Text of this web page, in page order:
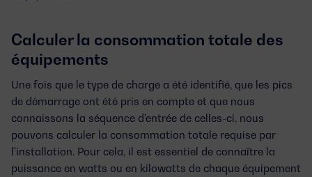
Calculer la consommation totale des
équipements
Une fois que le type de charge a été identifié, que les pics
de démarrage ont été pris en compte et que nous
connaissons la séquence d'entrée de celles-ci, nous
pouvons calculer la consommation totale requise par
l'installation. Pour cela, il est essentiel de connaître la
puissance en watts ou en kilowatts de chaque équipement